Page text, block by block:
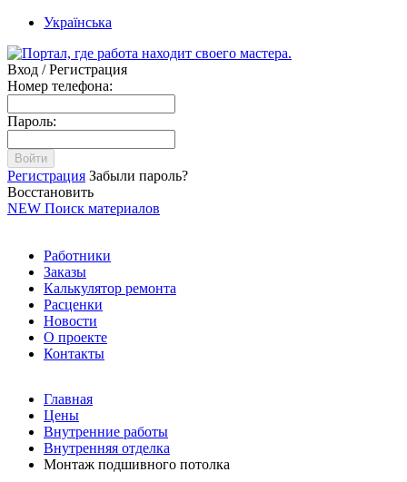
Українська
Вход / Регистрация
Номер телефона:
Пароль:
Войти
Регистрация Забыли пароль?
Восстановить
NEW Поиск материалов
Работники
Заказы
Калькулятор ремонта
Расценки
Новости
О проекте
Контакты
Главная
Цены
Внутренние работы
Внутренняя отделка
Монтаж подшивного потолка